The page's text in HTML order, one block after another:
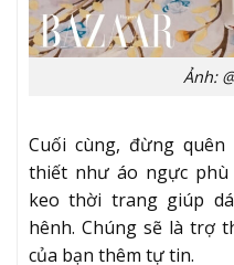
Ảnh:
Cuối cùng, đừng
thiết như áo ngực
keo thời trang giúp
hênh. Chúng sẽ là trợ
của bạn thêm tự tin.